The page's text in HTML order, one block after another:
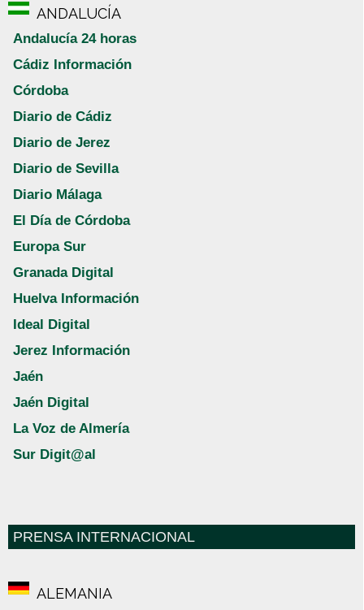
ANDALUCÍA
Andalucía 24 horas
Cádiz Información
Córdoba
Diario de Cádiz
Diario de Jerez
Diario de Sevilla
Diario Málaga
El Día de Córdoba
Europa Sur
Granada Digital
Huelva Información
Ideal Digital
Jerez Información
Jaén
Jaén Digital
La Voz de Almería
Sur Digit@al
PRENSA INTERNACIONAL
ALEMANIA